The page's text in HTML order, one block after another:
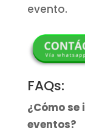
evento.
FAQs:
¿Cómo
eventos?